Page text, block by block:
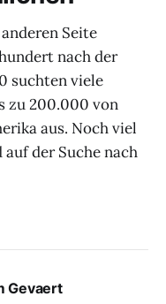
Seite
nach der
suchten viele
zu 200.000 von
aus. Noch viel
der Suche nach
Gevaert